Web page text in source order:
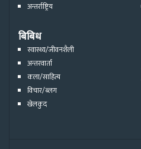
अन्तर्राष्ट्रिय
बिबिध
स्वास्थ्य/जीवनशैली
अन्तरवार्ता
कला/साहित्य
विचार/ब्लग
खेलकुद